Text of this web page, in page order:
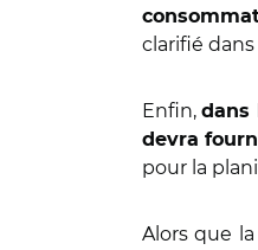
clarifié dans
Enfin,dans
devra
pour la
Alors que